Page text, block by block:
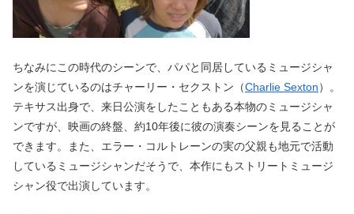
ちなみにこの時代のシーンで、パパと同居しているミュージシャ
ンを演じているのはチャーリー・セクストン（Charlie Sexton）。
テキサス出身で、来日公演をしたこともある本物のミュージシャ
ンですが、映画の終盤、約10年後に彼の演奏シーンを見ることが
できます。また、エラー・コルトレーンの実の父親も地元で活動
しているミュージシャンだそうで、本作にもストリートミュージ
シャン役で出演しています。